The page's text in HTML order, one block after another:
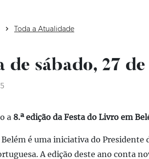
Toda a Atualidade
de sábado, 27
a 8.ª edição da Festa do Livro em
é uma iniciativa do Presidente
A edição deste ano conta